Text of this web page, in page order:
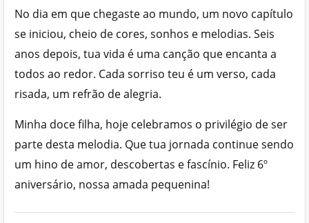
No dia em que chegaste ao mundo, um novo capítulo
se iniciou, cheio de cores, sonhos e melodias. Seis
anos depois, tua vida é uma canção que encanta a
todos ao redor. Cada sorriso teu é um verso, cada
risada, um refrão de alegria.
Minha doce filha, hoje celebramos o privilégio de ser
parte desta melodia. Que tua jornada continue sendo
um hino de amor, descobertas e fascínio. Feliz 6º
aniversário, nossa amada pequenina!